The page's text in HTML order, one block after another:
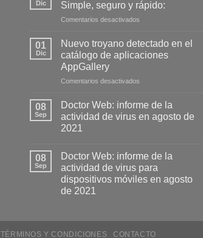
Dic
Simple, seguro y rápido:
Comentarios desactivados
presenta
versión
y
01
Dic
Nuevo troyano detectado en el
catálogo de aplicaciones
AppGallery
Comentarios desactivados
troyano
en
de
AppGallery
08
Sep
Doctor Web: informe de la
actividad de virus en agosto de
2021
08
Sep
Doctor Web: informe de la
actividad de virus para
dispositivos móviles en agosto
de 2021
TÉRMINOS Y CONDICIONES CONTACTO